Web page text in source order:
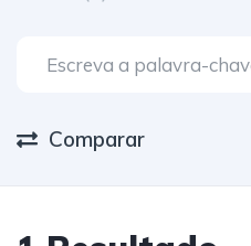
Comparar